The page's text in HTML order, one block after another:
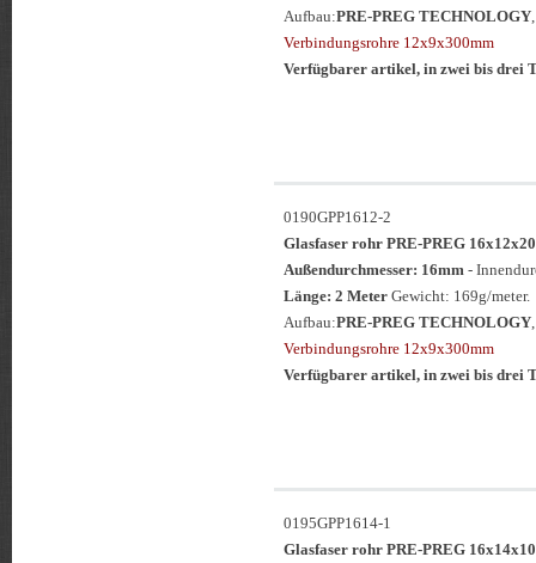
Aufbau:PRE-PREG TECHNOLOGY
Verbindungsrohre 12x9x300mm
Verfügbarer artikel, in zwei bis drei
0190GPP1612-2
Glasfaser rohr PRE-PREG
Außendurchmesser: 16mm -
Länge: 2 Meter Gewicht: 169g/meter.
Aufbau:PRE-PREG TECHNOLOGY
Verbindungsrohre 12x9x300mm
Verfügbarer artikel, in zwei bis drei
0195GPP1614-1
Glasfaser rohr PRE-PREG